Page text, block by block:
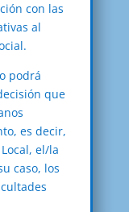
con las
al
podrá
que
es decir,
el/la
caso, los